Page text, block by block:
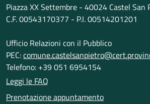
Piazza XX Settembre - 40024 Castel San
C.F. 00543170377 - P.I. 00514201201
Ufficio Relazioni con il Pubblico
PEC:
Telefono: +39 051 6954154
Leggi le FAQ
Prenotazione appuntamento